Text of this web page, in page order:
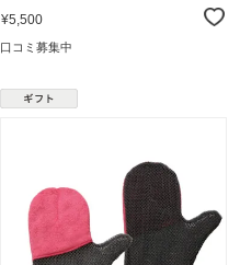
¥5,500
口コミ募集中